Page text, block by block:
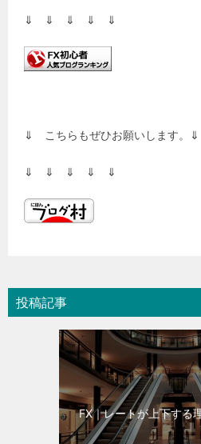
⇓ ⇓ ⇓ ⇓ ⇓
⇓ こちらもぜひお願いします。⇓
⇓ ⇓ ⇓ ⇓ ⇓
投稿記事
FX｜レートが上下する